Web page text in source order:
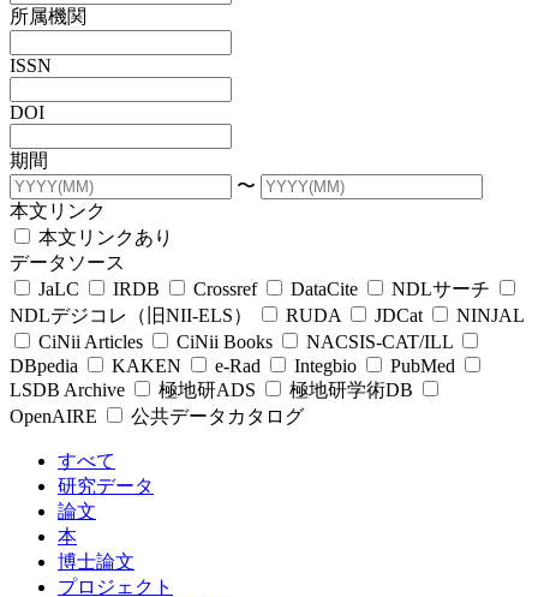
所属機関
ISSN
DOI
期間
〜
本文リンク
本文リンクあり
データソース
JaLC
IRDB Crossref DataCite
NDLサーチ
NDLデジコレ（旧NII-ELS）
RUDA JDCat
NINJAL
CiNii Articles
CiNii Books
NACSIS-CAT/ILL
DBpedia
KAKEN e-Rad Integbio
PubMed
LSDB Archive
極地研ADS
極地研学術DB
OpenAIRE
公共データカタログ
すべて
研究データ
論文
本
博士論文
プロジェクト